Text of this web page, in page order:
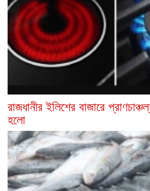
রাজধানীর ইলিশের বাজারে
হলো